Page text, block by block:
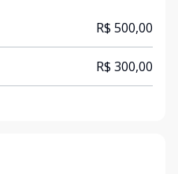
R$ 500,00
R$ 300,00